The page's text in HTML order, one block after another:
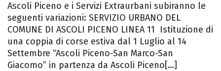
Ascoli Piceno e i Servizi Extraurbani subiranno le
seguenti variazioni: SERVIZIO URBANO DEL
COMUNE DI ASCOLI PICENO LINEA 11 Istituzione di
una coppia di corse estiva dal 1 Luglio al 14
Settembre “Ascoli Piceno-San Marco-San
Giacomo” in partenza da Ascoli Piceno[…]